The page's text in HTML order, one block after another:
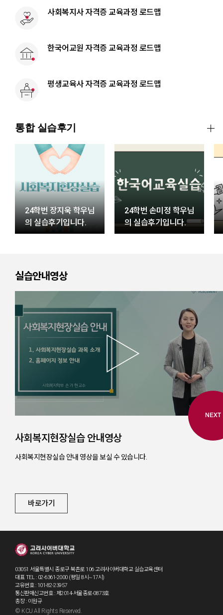
사회복지사 자격증 교육과정 로드맵
한국어교원 자격증 교육과정 로드맵
평생교육사 자격증 교육과정 로드맵
통합 실습후기
24학번 장지욱 학우님
의 실습후기입니다.
24학번 손미정 학우님
의 실습후기입니다.
실습안내영상
사회복지현장실습 안내영상
사회복지현장실습 안내 영상을 보실 수 있습니다.
바로가기
NEXT
03051 서울특별시 종로구 북촌로 106 고려사이버대학교 실습교육센터
대표 TEL : 02-6361-2000 (평일 8시~17시)
고유번호 : 101-82-23957
통신판매신고번호 : 제2014-서울종로-0873호
총장 : 이원규
© KCU All Rights Reserved.